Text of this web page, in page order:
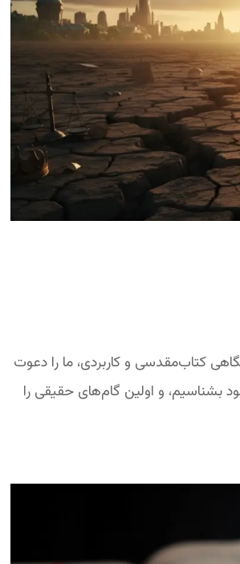
کتاب‌مقدسی و کاربردی، ما را دعوت
بشناسیم، و اولین گام‌های حقیقی را